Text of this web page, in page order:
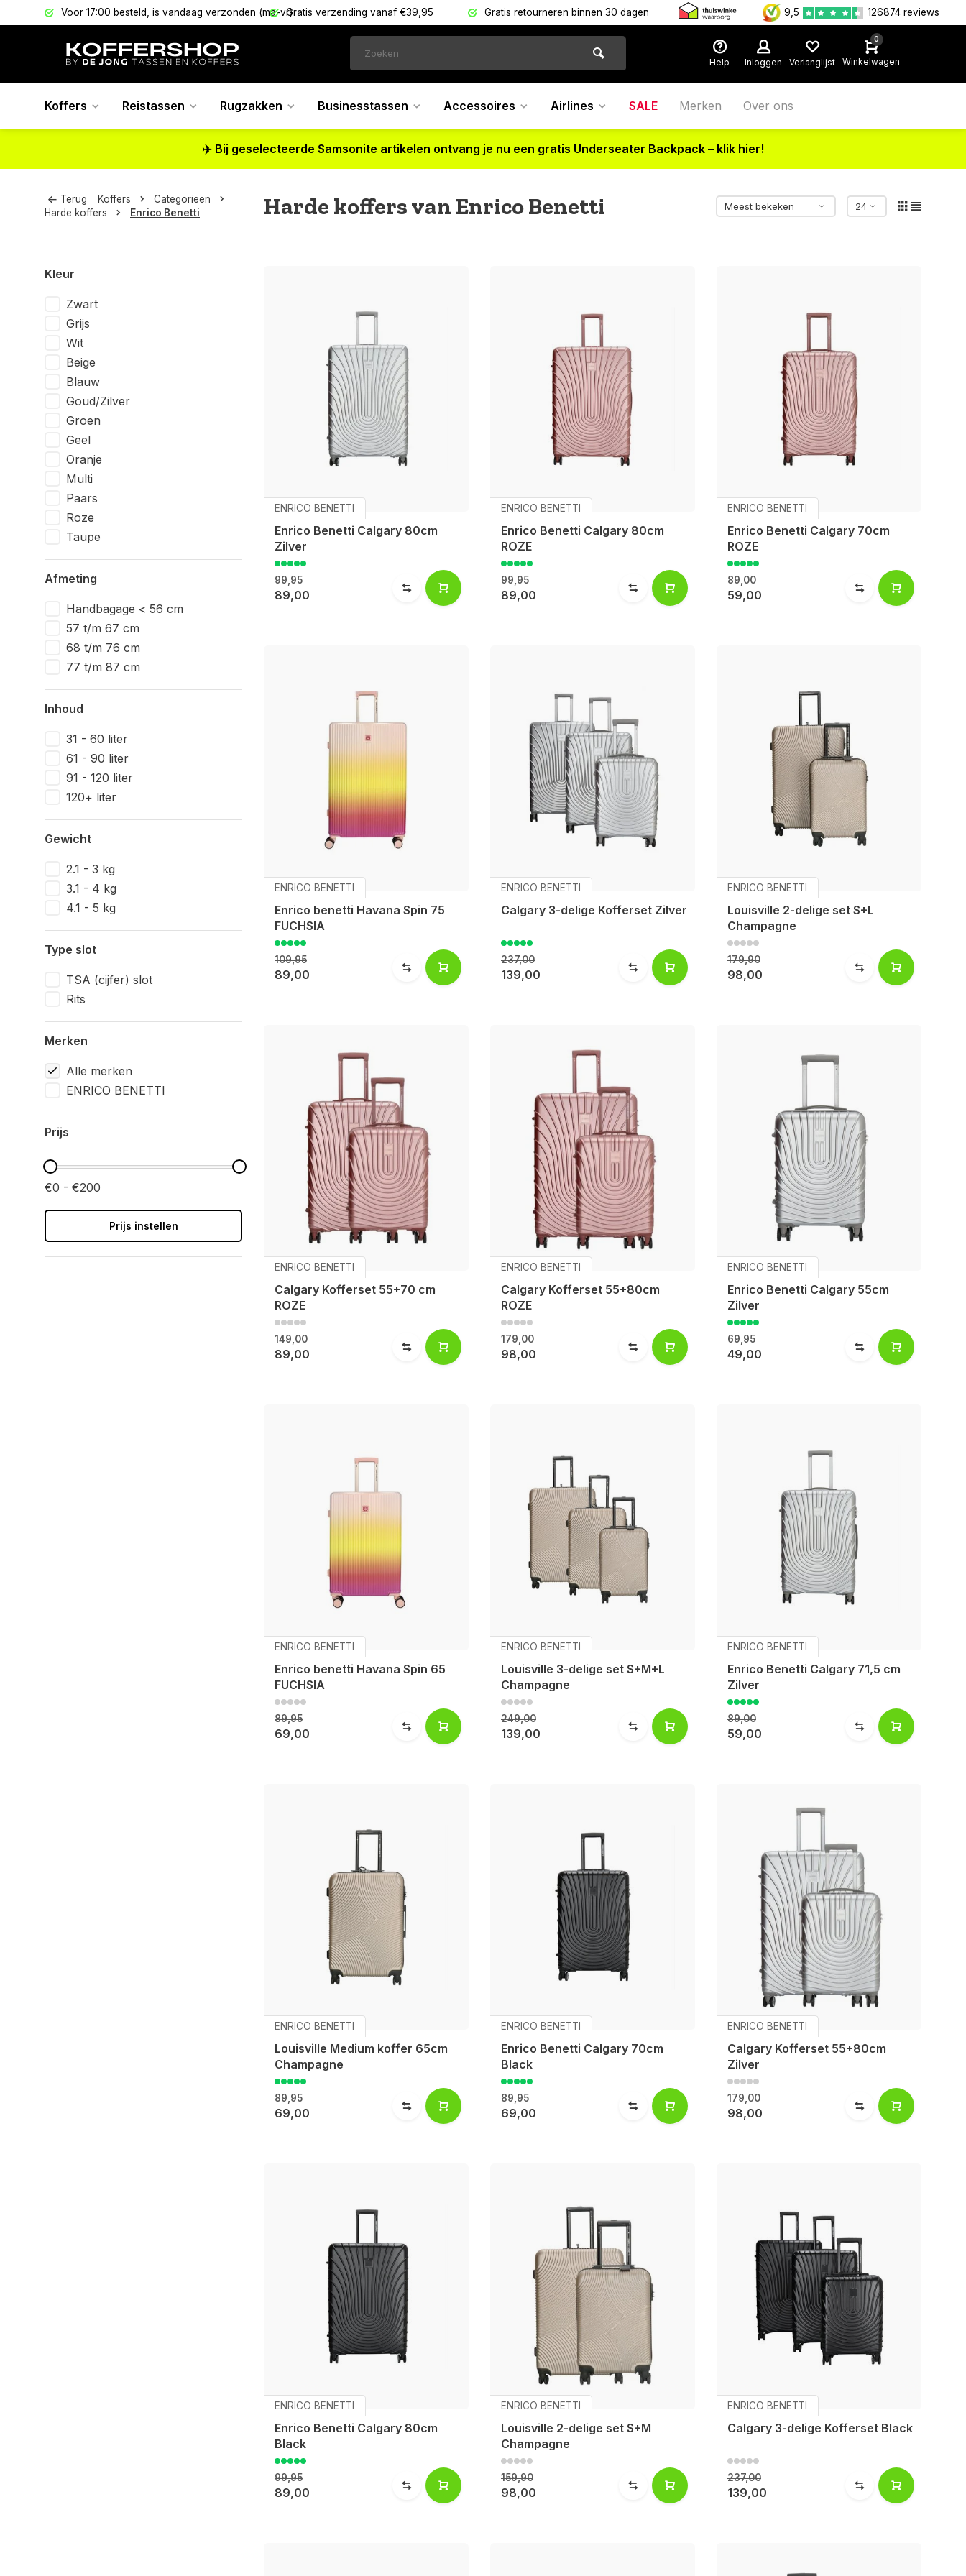
Voor 17:00 besteld, is vandaag verzonden (ma-vr)Gratis verzending vanaf €39,95 Gratis retourneren binnen 30 dagen 9,5 126874 reviews
Help Inloggen Verlanglijst
0
Winkelwagen
Koffers Reistassen Rugzakken Businesstassen Accessoires Airlines SALE Merken Over ons
✈️ Bij geselecteerde Samsonite artikelen ontvang je nu een gratis Underseater Backpack – klik hier!
Terug Koffers
Categorieën
Harde koffers
Enrico Benetti Harde koffers van Enrico Benetti
Kleur
Zwart
Grijs
Wit
Beige
Blauw
Goud/Zilver
Groen
Geel
Oranje
Multi
Paars
Roze
Taupe
Afmeting
Handbagage < 56 cm
57 t/m 67 cm
68 t/m 76 cm
77 t/m 87 cm
Inhoud
31 - 60 liter
61 - 90 liter
91 - 120 liter
120+ liter
Gewicht
2.1 - 3 kg
3.1 - 4 kg
4.1 - 5 kg
Type slot
TSA (cijfer) slot
Rits
Merken
Alle merken
ENRICO BENETTI
Prijs
€0 - €200
Prijs instellen
ENRICO BENETTI
Enrico Benetti Calgary 80cm
Zilver
99,95
89,00
ENRICO BENETTI
Enrico Benetti Calgary 80cm
ROZE
99,95
89,00
ENRICO BENETTI
Enrico Benetti Calgary 70cm
ROZE
89,00
59,00
ENRICO BENETTI
Enrico benetti Havana Spin 75
FUCHSIA
109,95
89,00
ENRICO BENETTI
Calgary 3-delige Kofferset Zilver
237,00
139,00
ENRICO BENETTI
Louisville 2-delige set S+L
Champagne
179,90
98,00
ENRICO BENETTI
Calgary Kofferset 55+70 cm
ROZE
149,00
89,00
ENRICO BENETTI
Calgary Kofferset 55+80cm
ROZE
179,00
98,00
ENRICO BENETTI
Enrico Benetti Calgary 55cm
Zilver
69,95
49,00
ENRICO BENETTI
Enrico benetti Havana Spin 65
FUCHSIA
89,95
69,00
ENRICO BENETTI
Louisville 3-delige set S+M+L
Champagne
249,00
139,00
ENRICO BENETTI
Enrico Benetti Calgary 71,5 cm
Zilver
89,00
59,00
ENRICO BENETTI
Louisville Medium koffer 65cm
Champagne
89,95
69,00
ENRICO BENETTI
Enrico Benetti Calgary 70cm
Black
89,95
69,00
ENRICO BENETTI
Calgary Kofferset 55+80cm
Zilver
179,00
98,00
ENRICO BENETTI
Enrico Benetti Calgary 80cm
Black
99,95
89,00
ENRICO BENETTI
Louisville 2-delige set S+M
Champagne
159,90
98,00
ENRICO BENETTI
Calgary 3-delige Kofferset Black
237,00
139,00